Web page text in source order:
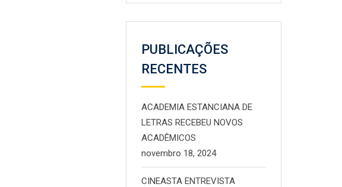
PUBLICAÇÕES
RECENTES
ACADEMIA ESTANCIANA DE
LETRAS RECEBEU NOVOS
ACADÊMICOS
novembro 18, 2024
CINEASTA ENTREVISTA